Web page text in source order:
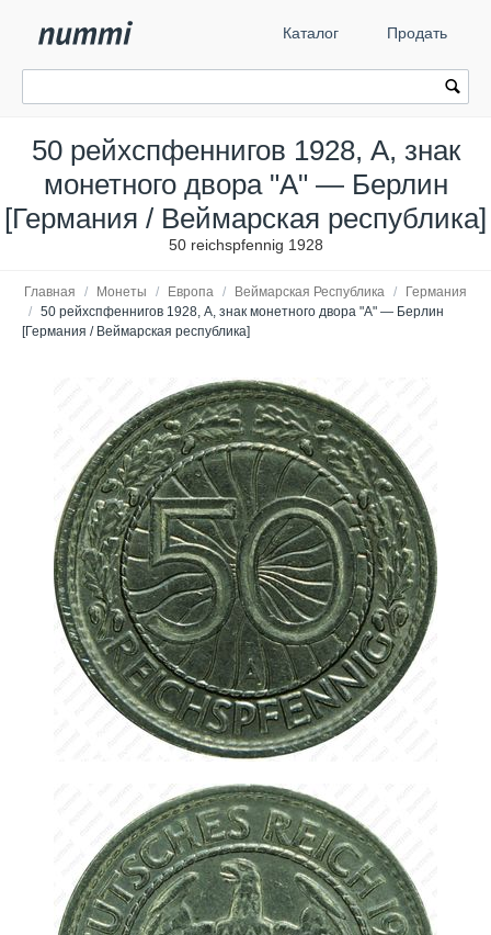
Каталог Продать
50 рейхспфеннигов 1928, A, знак
монетного двора "A" — Берлин
[Германия / Веймарская республика]
50 reichspfennig 1928
Главная / Монеты / Европа / Веймарская Республика /
Германия
/ 50 рейхспфеннигов 1928, A, знак монетного двора "A" — Берлин
[Германия / Веймарская республика]